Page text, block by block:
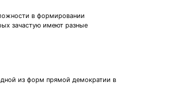
в формировании
зачастую имеют разные
из форм прямой демократии в